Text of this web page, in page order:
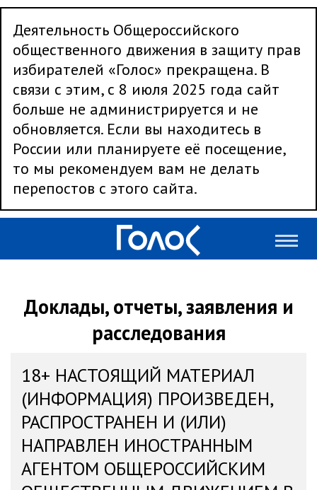
Деятельность Общероссийского
общественного движения в защиту прав
избирателей «Голос» прекращена. В
связи с этим, с 8 июля 2025 года сайт
больше не администрируется и не
обновляется. Если вы находитесь в
России или планируете её посещение,
то мы рекомендуем вам не делать
перепостов с этого сайта.
Доклады, отчеты, заявления и
расследования
18+ НАСТОЯЩИЙ МАТЕРИАЛ
(ИНФОРМАЦИЯ) ПРОИЗВЕДЕН,
РАСПРОСТРАНЕН И (ИЛИ)
НАПРАВЛЕН ИНОСТРАННЫМ
АГЕНТОМ ОБЩЕРОССИЙСКИМ